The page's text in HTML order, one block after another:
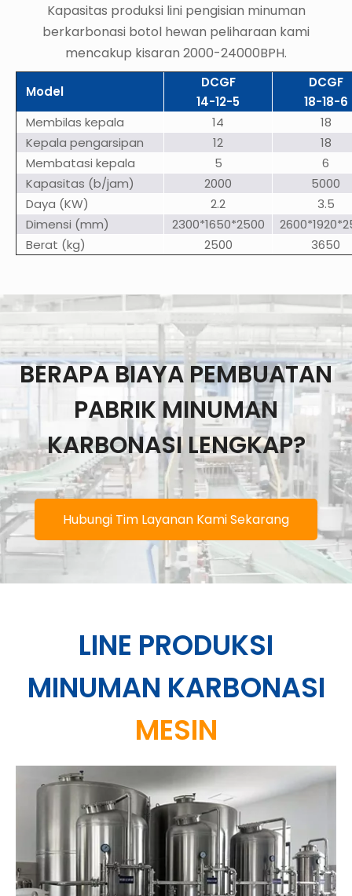
Kapasitas produksi lini pengisian minuman
berkarbonasi botol hewan peliharaan kami
mencakup kisaran 2000-24000BPH.
Model
DCGF
14-12-5
DCGF
18-18-6
Membilas kepala
14
18
Kepala pengarsipan
12
18
Membatasi kepala
5
6
Kapasitas (b/jam)
2000
5000
Daya (KW)
2.2
3.5
Dimensi (mm)
2300*1650*2500
Berat (kg)
2500 3650
BERAPA BIAYA PEMBUATAN
PABRIK MINUMAN
KARBONASI LENGKAP?
Hubungi Tim Layanan Kami Sekarang
LINE PRODUKSI
MINUMAN KARBONASI
MESIN